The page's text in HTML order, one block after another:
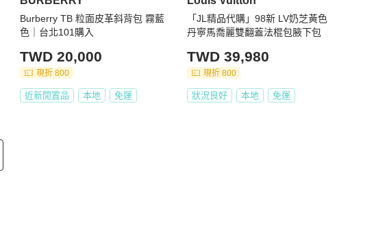
Burberry TB 粒面皮革斜背包 霧藍
色｜台北101購入
TWD 20,000
現折 800
近新閒置品 本地 免運
「JL精品代購」98新 LV奶芝黃色
丹寧馬喬麗雙翻蓋法棍包腋下包
TWD 39,980
現折 800
狀況良好 本地 免運